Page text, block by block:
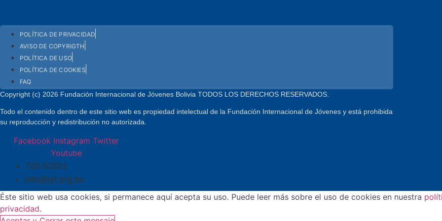
POLÍTICA DE PRIVACIDAD
AVISO DE COPYRIGTH
POLÍTICA DE USO
POLÍTICA DE COOKIES
FAQ
Copyright (c) 2026 Fundación Internacional de Jóvenes Bolivia TODOS LOS DERECHOS RESERVADOS.
Todo el contenido dentro de este sitio web es propiedad intelectual de la Fundación Internacional de Jóvenes y está prohibida
su reproducción y redistribución no autorizada.
Facebook Instagram Twitter
Youtube
720-52631
info@iyf.org.bo
Éste sitio web usa cookies, si permanece aquí acepta su uso. Puede leer más sobre el uso de cookies en nuestra
privacidad.